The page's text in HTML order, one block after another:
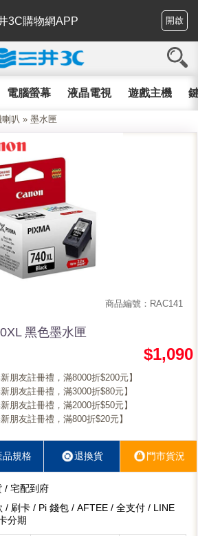
3C購物網APP 開啟
電腦螢幕 液晶電視 遊戲主機
叭 » 墨水匣
商品編號：RAC141
黑色墨水匣
$1,090
新朋友註冊禮，滿8000折$200元】
新朋友註冊禮，滿3000折$80元】
新朋友註冊禮，滿2000折$50元】
新朋友註冊禮，滿800折$20元】
品規格 退換貨 門市貨況
/ 宅配到府
/ 刷卡 / Pi 錢包 / AFTEE / 全支付 / LINE
分期